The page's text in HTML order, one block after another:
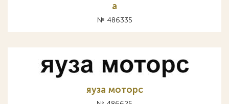
а
№ 486335
яуза моторс